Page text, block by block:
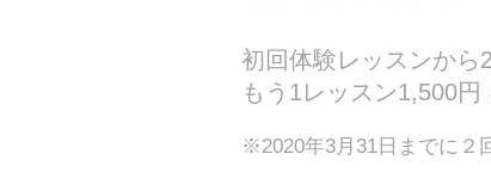
初回体験レッスンから
もう1レッスン1,500円
※2020年3月31日までに２